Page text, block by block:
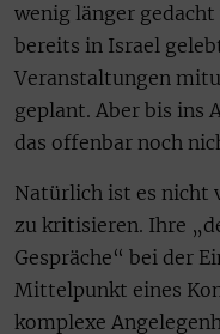
wenig länger
bereits in Israel
Veranstaltungen
geplant. Aber bis ins
das offenbar noch
Natürlich ist es nicht
zu kritisieren. Ihre
Gespräche“ bei der
Mittelpunkt eines
komplexe